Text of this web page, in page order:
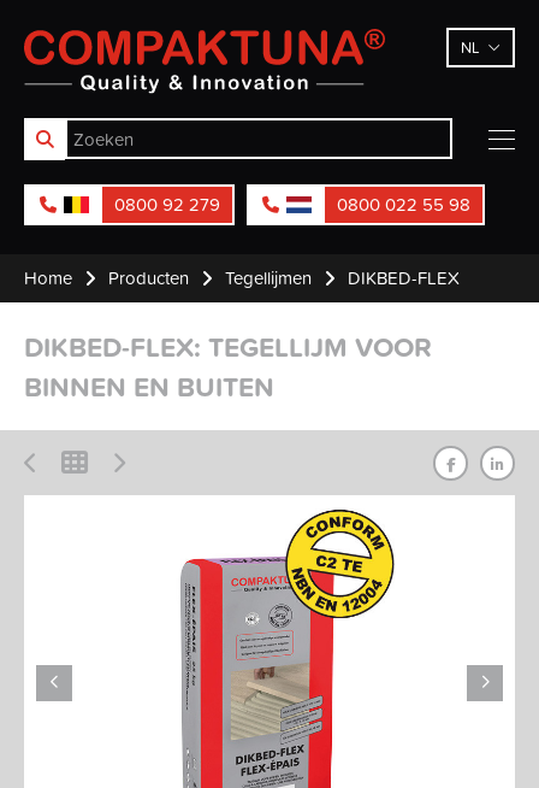
Compaktuna NL
0800 92 279 0800 022 55 98
Home Producten Tegellijmen DIKBED-FLEX
DIKBED-FLEX: TEGELLIJM VOOR
BINNEN EN BUITEN